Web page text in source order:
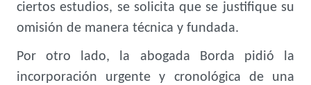
ciertos estudios, se solicita que se justifique su
omisión de manera técnica y fundada.
Por otro lado, la abogada Borda pidió la
incorporación urgente y cronológica de una